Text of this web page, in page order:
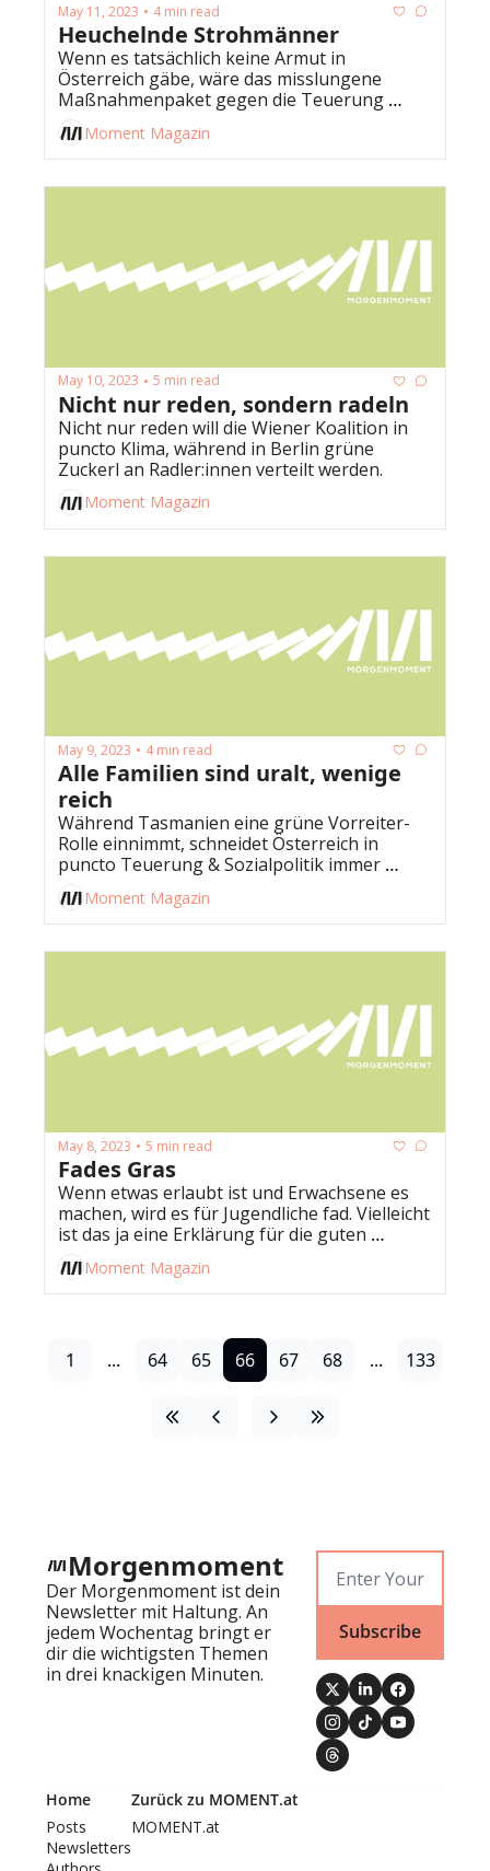
May 11, 2023 • 4 min read
Heuchelnde Strohmänner
Wenn es tatsächlich keine Armut in
Österreich gäbe, wäre das misslungene
Maßnahmenpaket gegen die Teuerung
weniger tragisch. Wenn das Wörtchen "wenn"
nicht wär.
Moment Magazin
May 10, 2023 • 5 min read
Nicht nur reden, sondern radeln
Nicht nur reden will die Wiener Koalition in
puncto Klima, während in Berlin grüne
Zuckerl an Radler:innen verteilt werden.
Moment Magazin
May 9, 2023 • 4 min read
Alle Familien sind uralt, wenige
reich
Während Tasmanien eine grüne Vorreiter-
Rolle einnimmt, schneidet Österreich in
puncto Teuerung & Sozialpolitik immer
schlechter ab.
Moment Magazin
May 8, 2023 • 5 min read
Fades Gras
Wenn etwas erlaubt ist und Erwachsene es
machen, wird es für Jugendliche fad. Vielleicht
ist das ja eine Erklärung für die guten
Moment Magazin
1 ... 64 65 66 67 68 ... 133
Morgenmoment
Der Morgenmoment ist dein
Newsletter mit Haltung. An
jedem Wochentag bringt er
dir die wichtigsten Themen
in drei knackigen Minuten.
Subscribe
Home
Posts
Newsletters
Zurück zu MOMENT.at
MOMENT.at